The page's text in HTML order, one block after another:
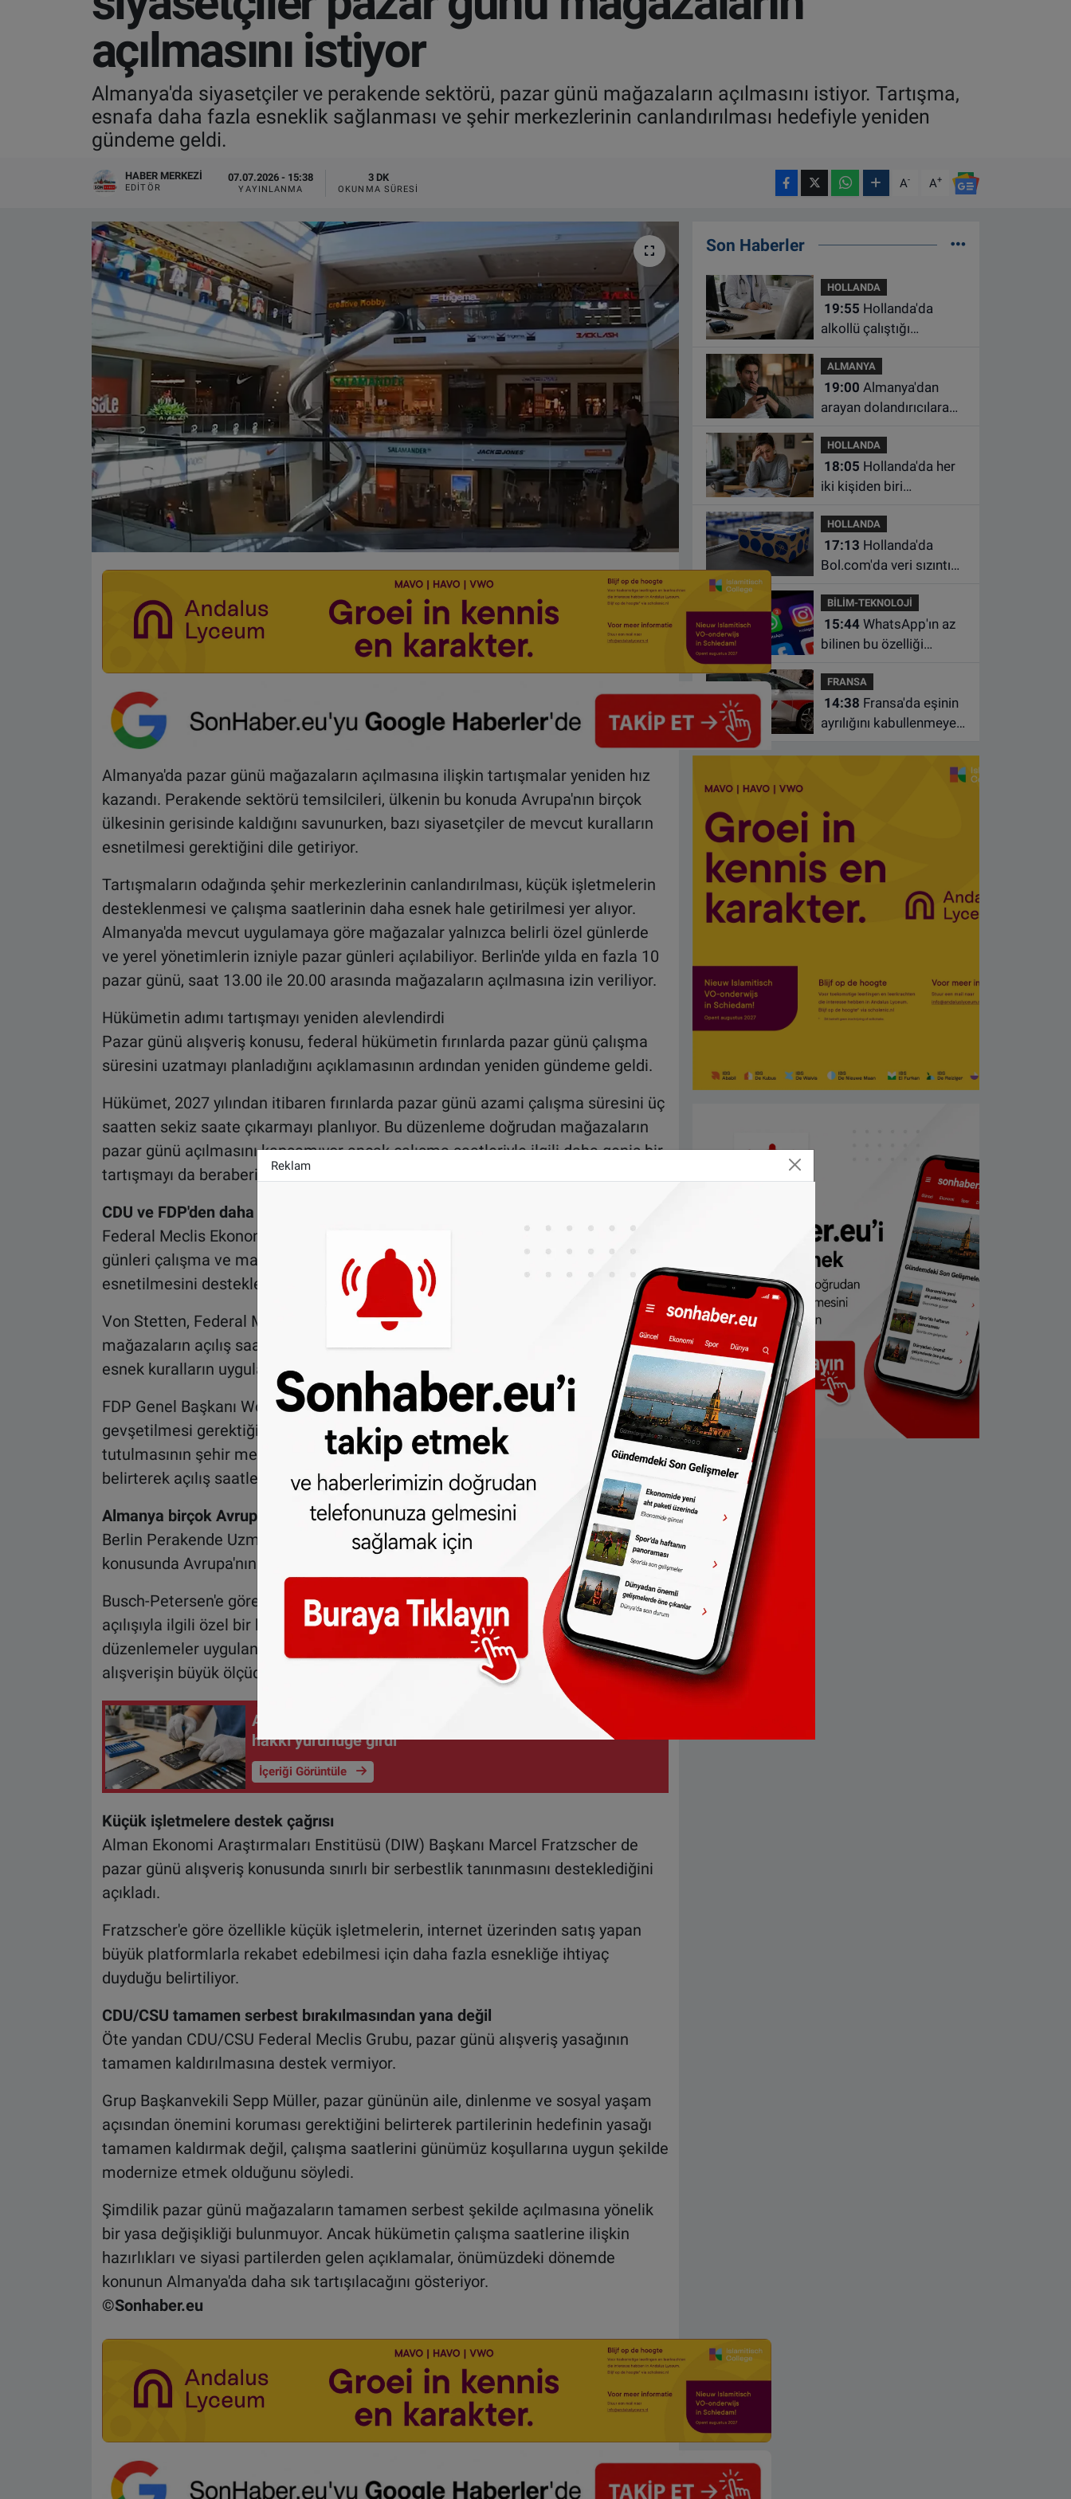
açılmasını istiyor
Almanya'da siyasetçiler ve perakende sektörü, pazar günü mağazaların açılmasını istiyor. Tartışma,
esnafa daha fazla esneklik sağlanması ve şehir merkezlerinin canlandırılması hedefiyle yeniden
gündeme geldi.
HABER MERKEZI
EDITÖR
07.07.2026 - 15:38
YAYINLANMA
3 DK
OKUNMA SÜRESI A- A+
Almanya'da pazar günü mağazaların açılmasına ilişkin tartışmalar yeniden hız
kazandı. Perakende sektörü temsilcileri, ülkenin bu konuda Avrupa'nın birçok
ülkesinin gerisinde kaldığını savunurken, bazı siyasetçiler de mevcut kuralların
esnetilmesi gerektiğini dile getiriyor.
Tartışmaların odağında şehir merkezlerinin canlandırılması, küçük işletmelerin
desteklenmesi ve çalışma saatlerinin daha esnek hale getirilmesi yer alıyor.
Almanya'da mevcut uygulamaya göre mağazalar yalnızca belirli özel günlerde
ve yerel yönetimlerin izniyle pazar günleri açılabiliyor. Berlin'de yılda en fazla 10
pazar günü, saat 13.00 ile 20.00 arasında mağazaların açılmasına izin veriliyor.
Hükümetin adımı tartışmayı yeniden alevlendirdi
Pazar günü alışveriş konusu, federal hükümetin fırınlarda pazar günü çalışma
süresini uzatmayı planladığını açıklamasının ardından yeniden gündeme geldi.
Hükümet, 2027 yılından itibaren fırınlarda pazar günü azami çalışma süresini üç
saatten sekiz saate çıkarmayı planlıyor. Bu düzenleme doğrudan mağazaların
pazar günü açılmasını kapsamıyor ancak çalışma saatleriyle ilgili daha geniş bir
tartışmayı da beraberinde getirdi.
CDU ve FDP'den daha esnek kurallar çağrısı
Federal Meclis Ekonomi Komisyonu Başkanı Christian von Stetten (CDU), pazar
günleri çalışma ve mağazaların açılış saatlerine ilişkin mevcut düzenlemelerin
esnetilmesini desteklediğini söyledi.
Von Stetten, Federal Meclis'in pazar günleri çalışma saatlerini, eyaletlerin ise
mağazaların açılış saatlerini düzenlediğini hatırlatarak her iki alanda da daha
esnek kuralların uygulanmasından yana olduğunu ifade etti.
FDP Genel Başkanı Wolfgang Kubicki de pazar günü alışveriş yasağının
gevşetilmesi gerektiğini savundu. Kubicki, mağazaların zorunlu olarak kapalı
tutulmasının şehir merkezlerinin giderek boşalmasına neden olduğunu
belirterek açılış saatlerinde gerçek anlamda bir esneklik sağlanmasını istedi.
Almanya birçok Avrupa ülkesinin gerisinde
Berlin Perakende Uzmanı Nils Busch-Petersen, Almanya'nın pazar günü alışveriş
konusunda Avrupa'nın gerisinde kaldığını savundu.
Busch-Petersen'e göre Avrupa Birliği'ndeki 15 ülkede pazar günü mağazaların
açılışıyla ilgili özel bir kısıtlama bulunmuyor. Dokuz ülkede ise kısmi
düzenlemeler uygulanıyor. Polonya ve Slovenya ise Almanya gibi pazar günü
alışverişin büyük ölçüde yasak olduğu ülkeler arasında yer alıyor.
Avrupa'da elektronik cihazlar için garanti sonrası tamir
hakkı yürürlüğe girdi
İçeriği Görüntüle
Küçük işletmelere destek çağrısı
Alman Ekonomi Araştırmaları Enstitüsü (DIW) Başkanı Marcel Fratzscher de
pazar günü alışveriş konusunda sınırlı bir serbestlik tanınmasını desteklediğini
açıkladı.
Fratzscher'e göre özellikle küçük işletmelerin, internet üzerinden satış yapan
büyük platformlarla rekabet edebilmesi için daha fazla esnekliğe ihtiyaç
duyduğu belirtiliyor.
CDU/CSU tamamen serbest bırakılmasından yana değil
Öte yandan CDU/CSU Federal Meclis Grubu, pazar günü alışveriş yasağının
tamamen kaldırılmasına destek vermiyor.
Grup Başkanvekili Sepp Müller, pazar gününün aile, dinlenme ve sosyal yaşam
açısından önemini koruması gerektiğini belirterek partilerinin hedefinin yasağı
tamamen kaldırmak değil, çalışma saatlerini günümüz koşullarına uygun şekilde
modernize etmek olduğunu söyledi.
Şimdilik pazar günü mağazaların tamamen serbest şekilde açılmasına yönelik
bir yasa değişikliği bulunmuyor. Ancak hükümetin çalışma saatlerine ilişkin
hazırlıkları ve siyasi partilerden gelen açıklamalar, önümüzdeki dönemde
konunun Almanya'da daha sık tartışılacağını gösteriyor.
©Sonhaber.eu
Son Haberler
HOLLANDA
19:55
alkollü çalıştığı
çalışma yasağı
ALMANYA
19:00
arayan dolandırıcılara
HOLLANDA
18:05
iki kişiden biri
HOLLANDA
17:13
Bol.com'da veri sızıntısı:
geçirilmiş olabilir
BİLİM-TEKNOLOJİ
15:44WhatsApp'ın az
bilinen bu özelliği
hale getiriyor
FRANSA
14:38
ayrılığını kabullenmeyen
VIDEO GALERİ
ALGEMENE VOORWAARDEN
CONTACT
Çerez Politikası
Reklam